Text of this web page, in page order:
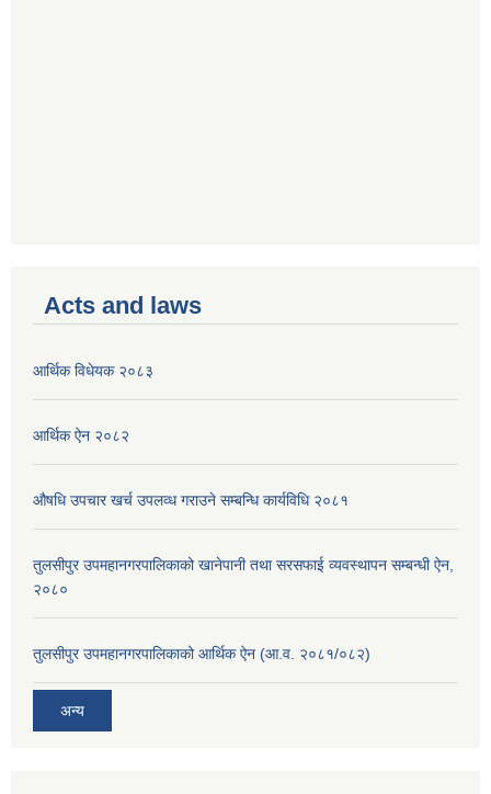
Acts and laws
आर्थिक विधेयक २०८३
आर्थिक ऐन २०८२
औषधि उपचार खर्च उपलव्ध गराउने सम्बन्धि कार्यविधि २०८१
तुलसीपुर उपमहानगरपालिकाको खानेपानी तथा सरसफाई व्यवस्थापन सम्बन्धी ऐन,
२०८०
तुलसीपुर उपमहानगरपालिकाको आर्थिक ऐन (आ.व. २०८१/०८२)
अन्य